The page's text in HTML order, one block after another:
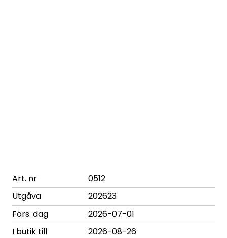
Art. nr
0512
Utgåva
202623
Förs. dag
2026-07-01
I butik till
2026-08-26